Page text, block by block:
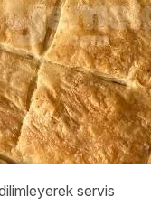
servis